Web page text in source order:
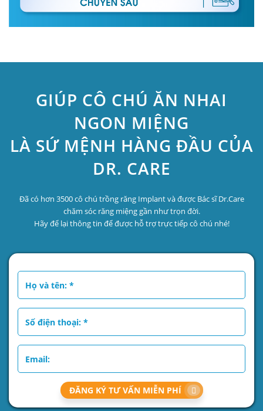
GIÚP CÔ CHÚ ĂN NHAI
NGON MIỆNG
LÀ SỨ MỆNH HÀNG ĐẦU CỦA
DR. CARE
Đã có hơn 3500 cô chú trồng răng Implant và được Bác sĩ Dr.Care
chăm sóc răng miệng gần như trọn đời.
Hãy để lại thông tin để được hỗ trợ trực tiếp cô chú nhé!
ĐĂNG KÝ TƯ VẤN MIỄN PHÍ